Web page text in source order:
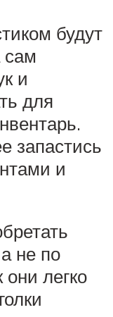
будут
сам
и
для
запастись
и
не по
они легко